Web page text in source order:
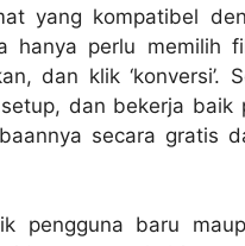
yang kompatibel
hanya perlu memilih
dan klik ‘konversi’.
dan bekerja baik
secara gratis
pengguna baru